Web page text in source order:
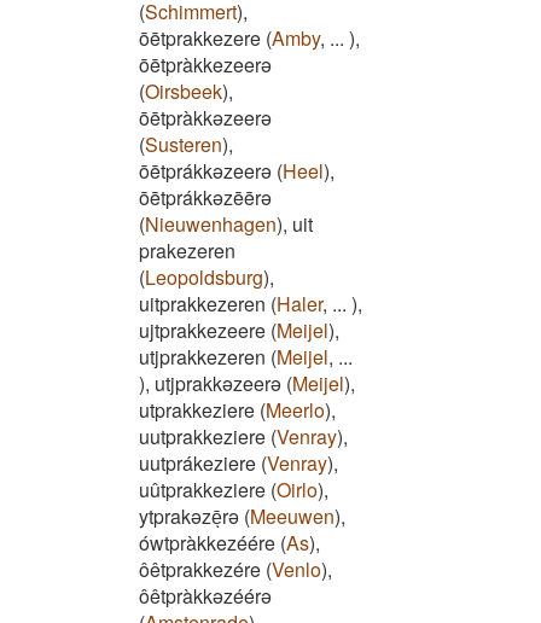
(Schimmert),
ōētprakkezere (Amby, ... ),
ōētpràkkezeerə
(Oirsbeek),
ōētpràkkəzeerə
(Susteren),
ōētprákkəzeerə (Heel),
ōētprákkəzēērə
(Nieuwenhagen), uit
prakezeren
(Leopoldsburg),
uitprakkezeren (Haler, ... ),
ujtprakkezeere (Meijel),
utjprakkezeren (Meijel, ...
), utjprakkəzeerə (Meijel),
utprakkeziere (Meerlo),
uutprakkeziere (Venray),
uutprákeziere (Venray),
uûtprakkeziere (Oirlo),
ytprakəzēͅrə (Meeuwen),
ówtpràkkezéére (As),
ôêtprakkezére (Venlo),
ôêtpràkkəzéérə